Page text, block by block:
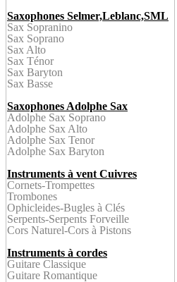
Saxophones Selmer,Leblanc,SML
Sax Sopranino
Sax Soprano
Sax Alto
Sax Ténor
Sax Baryton
Sax Basse
Saxophones Adolphe Sax
Adolphe Sax Soprano
Adolphe Sax Alto
Adolphe Sax Tenor
Adolphe Sax Baryton
Instruments à vent Cuivres
Cornets-Trompettes
Trombones
Ophicleides-Bugles à Clés
Serpents-Serpents Forveille
Cors Naturel-Cors à Pistons
Instruments à cordes
Guitare Classique
Guitare Romantique